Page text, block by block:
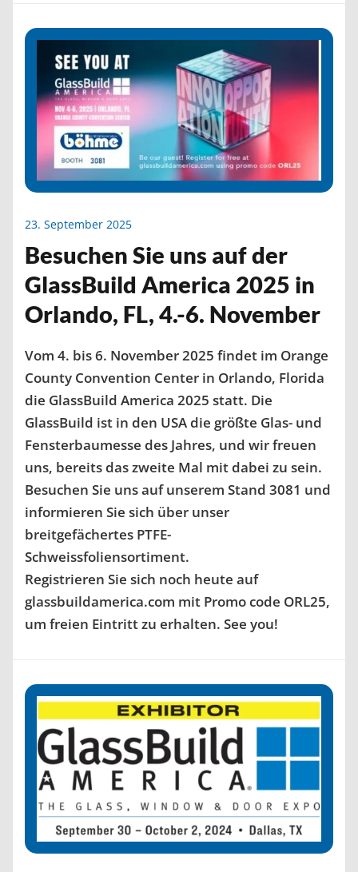
23. September 2025
Besuchen Sie uns auf der
GlassBuild America 2025 in
Orlando, FL, 4.-6. November
Vom 4. bis 6. November 2025 findet im Orange
County Convention Center in Orlando, Florida
die GlassBuild America 2025 statt. Die
GlassBuild ist in den USA die größte Glas- und
Fensterbaumesse des Jahres, und wir freuen
uns, bereits das zweite Mal mit dabei zu sein.
Besuchen Sie uns auf unserem Stand 3081 und
informieren Sie sich über unser
breitgefächertes PTFE-
Schweissfoliensortiment.
Registrieren Sie sich noch heute auf
glassbuildamerica.com mit Promo code ORL25,
um freien Eintritt zu erhalten. See you!